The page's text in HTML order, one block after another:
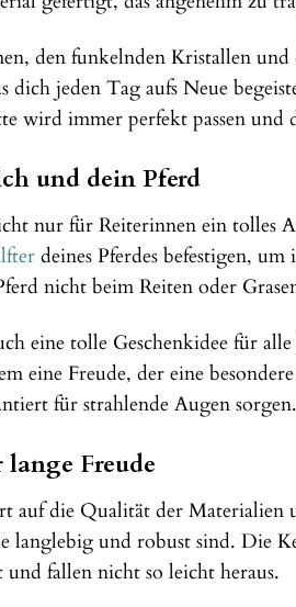
den funkelnden Kristallen
dich jeden Tag aufs Neue
wird immer perfekt passen und
und dein Pferd
nur für Reiterinnen ein tolles
deines Pferdes befestigen,
nicht beim Reiten oder
eine tolle Geschenkidee für
eine Freude, der eine
für strahlende Augen sorgen.
Freude
auf die Qualität der
langlebig und robust sind. Die
fallen nicht so leicht heraus.